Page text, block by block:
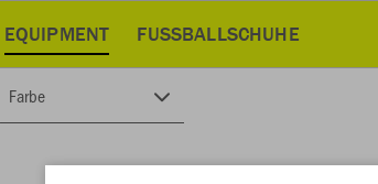
EQUIPMENT FUSSBALLSCHUHE
Farbe